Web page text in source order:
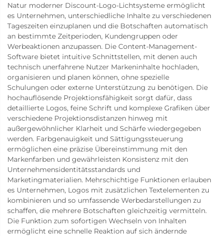
Natur moderner Discount-Logo-Lichtsysteme ermöglicht
es Unternehmen, unterschiedliche Inhalte zu verschiedenen
Tageszeiten einzuplanen und die Botschaften automatisch
an bestimmte Zeitperioden, Kundengruppen oder
Werbeaktionen anzupassen. Die Content-Management-
Software bietet intuitive Schnittstellen, mit denen auch
technisch unerfahrene Nutzer Markeninhalte hochladen,
organisieren und planen können, ohne spezielle
Schulungen oder externe Unterstützung zu benötigen. Die
hochauflösende Projektionsfähigkeit sorgt dafür, dass
detaillierte Logos, feine Schrift und komplexe Grafiken über
verschiedene Projektionsdistanzen hinweg mit
außergewöhnlicher Klarheit und Schärfe wiedergegeben
werden. Farbgenauigkeit und Sättigungssteuerung
ermöglichen eine präzise Übereinstimmung mit den
Markenfarben und gewährleisten Konsistenz mit den
Unternehmensidentitätsstandards und
Marketingmaterialien. Mehrschichtige Funktionen erlauben
es Unternehmen, Logos mit zusätzlichen Textelementen zu
kombinieren und so umfassende Werbedarstellungen zu
schaffen, die mehrere Botschaften gleichzeitig vermitteln.
Die Funktion zum sofortigen Wechseln von Inhalten
ermöglicht eine schnelle Reaktion auf sich ändernde